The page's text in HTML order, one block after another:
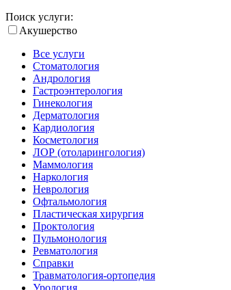
Поиск услуги:
Акушерство
Все услуги
Стоматология
Андрология
Гастроэнтерология
Гинекология
Дерматология
Кардиология
Косметология
ЛОР (отоларингология)
Маммология
Наркология
Неврология
Офтальмология
Пластическая хирургия
Проктология
Пульмонология
Ревматология
Справки
Травматология-ортопедия
Урология